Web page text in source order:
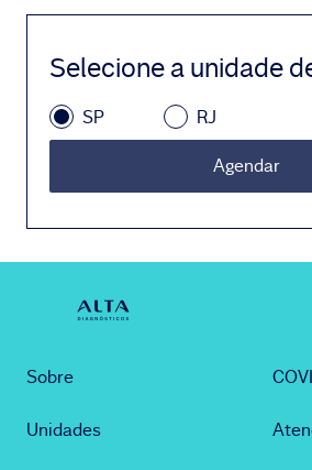
Selecione a unidade
SP RJ
Agendar
Sobre
Unidades